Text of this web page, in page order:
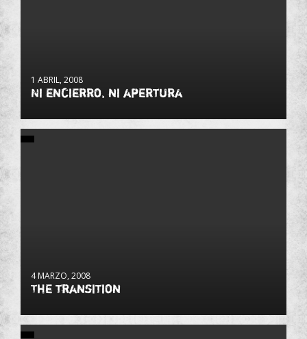
1 ABRIL, 2008
Ni encierro, ni apertura
4 MARZO, 2008
The transition